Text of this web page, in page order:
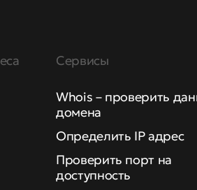
Сервисы
Whois – проверить
домена
Определить IP адрес
Проверить порт на
доступность